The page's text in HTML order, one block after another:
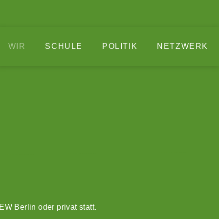
WIR SCHULE POLITIK NETZWERK
Berlin oder privat statt.